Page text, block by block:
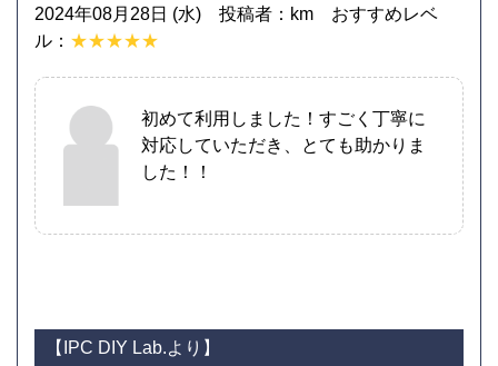
2024年08月28日 (水) 投稿者：km おすすめレベ
ル： ★★★★★
初めて利用しました！すごく丁寧に
対応していただき、とても助かりま
した！！
【IPC DIY Lab.より】